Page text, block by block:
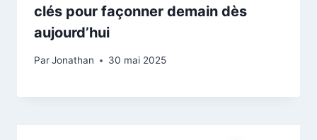
clés pour façonner demain dès
aujourd’hui
ParJonathan 30 mai 2025